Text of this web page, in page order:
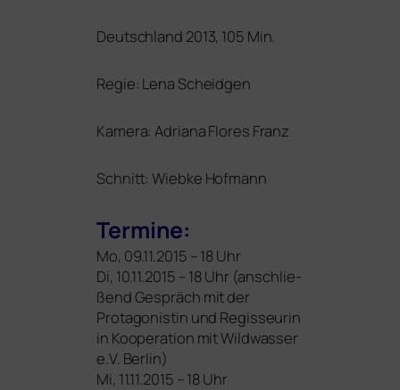
Deutschland 2013, 105 Min.
Regie: Lena Scheidgen
Kamera: Adriana Flores Franz
Schnitt: Wiebke Hofmann
Termine:
Mo, 09.11.2015 – 18 Uhr
Di, 10.11.2015 – 18 Uhr (anschlie­
ßend Gespräch mit der
Protagonistin und Regisseurin
in Kooperation mit Wildwasser
e.V. Berlin)
Mi, 11.11.2015 – 18 Uhr